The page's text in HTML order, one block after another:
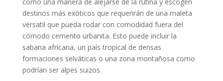
destinos más exóticos que requerirán de una maleta
versatil que pueda rodar con comodidad fuera del
cómodo cemento urbanita. Esto puede incluir la
sabana africana, un país tropical de densas
formaciones selváticas o una zona montañosa como
podrían ser alpes suizos.